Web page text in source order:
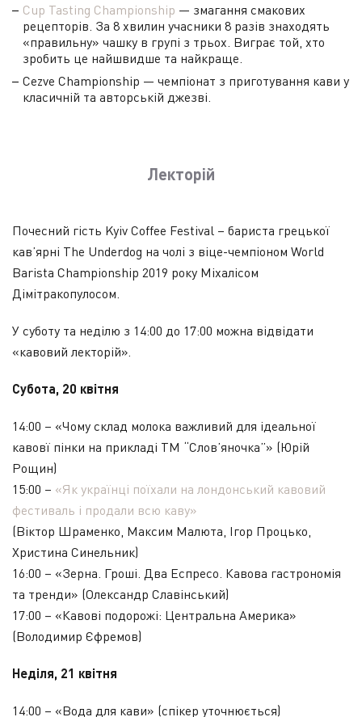
Cup Tasting Championship — змагання смакових
рецепторів. За 8 хвилин учасники 8 разів знаходять
«правильну» чашку в групі з трьох. Виграє той, хто
зробить це найшвидше та найкраще.
Cezve Championship — чемпіонат з приготування кави у
класичній та авторській джезві.
Лекторій
Почесний гість Kyiv Coffee Festival – бариста грецької
кав’ярні The Underdog на чолі з віце-чемпіоном World
Barista Championship 2019 року Міхалісом
Дімітракопулосом.
У суботу та неділю з 14:00 до 17:00 можна відвідати
«кавовий лекторій».
Субота, 20 квітня
14:00 – «Чому склад молока важливий для ідеальної
кавовї пінки на прикладі ТМ “Слов’яночка”» (Юрій
Рощин)
15:00 – «Як українці поїхали на лондонський кавовий
фестиваль і продали всю каву»
(Віктор Шраменко, Максим Малюта, Ігор Процько,
Христина Синельник)
16:00 – «Зерна. Гроші. Два Еспресо. Кавова гастрономія
та тренди» (Олександр Славінський)
17:00 – «Кавові подорожі: Центральна Америка»
(Володимир Єфремов)
Неділя, 21 квітня
14:00 – «Вода для кави» (спікер уточнюється)